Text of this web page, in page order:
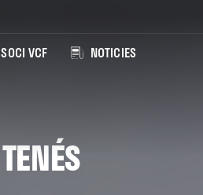
VCF NOTICIES